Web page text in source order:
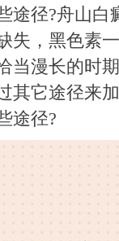
途径?舟山白
失，黑色素
当漫长的时
其它途径来
途径?